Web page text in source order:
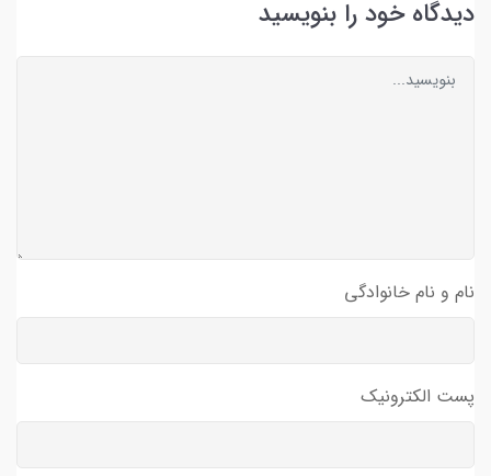
دیدگاه خود را بنویسید
نام و نام خانوادگی
پست الکترونیک